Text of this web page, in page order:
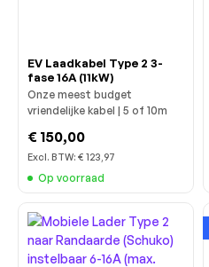
EV Laadkabel Type 2 3-
fase 16A (11kW)
Onze meest budget
vriendelijke kabel | 5 of 10m
€ 150,00
Excl. BTW: € 123,97
Op voorraad